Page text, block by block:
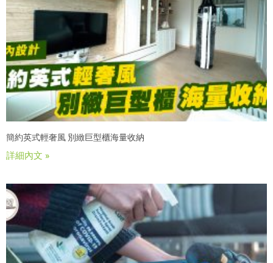
簡約英式輕奢風 別緻巨型櫃海量收納
詳細內文 »